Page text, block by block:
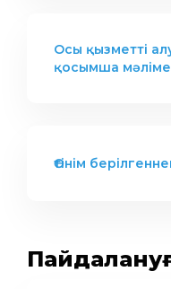
Осы қызметті
қосымша
Өтінім